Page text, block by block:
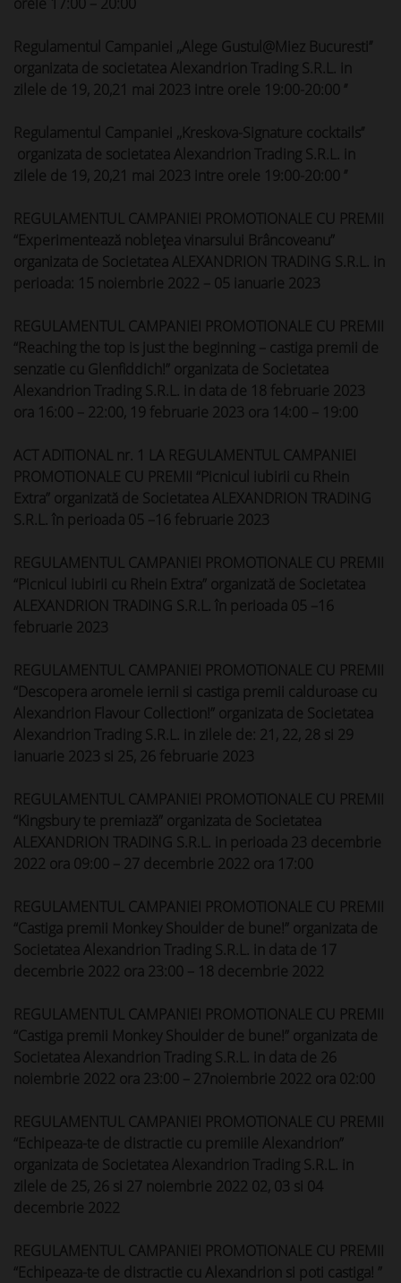
Regulamentul Campaniei ,,Alege Gustul@Miez Bucuresti’’
organizata de societatea Alexandrion Trading S.R.L. in
zilele de 19, 20,21 mai 2023 intre orele 19:00-20:00 ’’
Regulamentul Campaniei ,,Kreskova-Signature cocktails’’
organizata de societatea Alexandrion Trading S.R.L. in
zilele de 19, 20,21 mai 2023 intre orele 19:00-20:00 ’’
REGULAMENTUL CAMPANIEI PROMOTIONALE CU PREMII
“Experimentează noblețea vinarsului Brâncoveanu”
organizata de Societatea ALEXANDRION TRADING S.R.L. in
perioada: 15 noiembrie 2022 – 05 ianuarie 2023
REGULAMENTUL CAMPANIEI PROMOTIONALE CU PREMII
“Reaching the top is just the beginning – castiga premii de
senzatie cu Glenfiddich!” organizata de Societatea
Alexandrion Trading S.R.L. in data de 18 februarie 2023
ora 16:00 – 22:00, 19 februarie 2023 ora 14:00 – 19:00
ACT ADITIONAL nr. 1 LA REGULAMENTUL CAMPANIEI
PROMOTIONALE CU PREMII “Picnicul iubirii cu Rhein
Extra” organizată de Societatea ALEXANDRION TRADING
S.R.L. în perioada 05 –16 februarie 2023
REGULAMENTUL CAMPANIEI PROMOTIONALE CU PREMII
“Picnicul iubirii cu Rhein Extra” organizată de Societatea
ALEXANDRION TRADING S.R.L. în perioada 05 –16
februarie 2023
REGULAMENTUL CAMPANIEI PROMOTIONALE CU PREMII
“Descopera aromele iernii si castiga premii calduroase cu
Alexandrion Flavour Collection!” organizata de Societatea
Alexandrion Trading S.R.L. in zilele de: 21, 22, 28 si 29
ianuarie 2023 si 25, 26 februarie 2023
REGULAMENTUL CAMPANIEI PROMOTIONALE CU PREMII
“Kingsbury te premiază” organizata de Societatea
ALEXANDRION TRADING S.R.L. in perioada 23 decembrie
2022 ora 09:00 – 27 decembrie 2022 ora 17:00
REGULAMENTUL CAMPANIEI PROMOTIONALE CU PREMII
“Castiga premii Monkey Shoulder de bune!” organizata de
Societatea Alexandrion Trading S.R.L. in data de 17
decembrie 2022 ora 23:00 – 18 decembrie 2022
REGULAMENTUL CAMPANIEI PROMOTIONALE CU PREMII
“Castiga premii Monkey Shoulder de bune!” organizata de
Societatea Alexandrion Trading S.R.L. in data de 26
noiembrie 2022 ora 23:00 – 27noiembrie 2022 ora 02:00
REGULAMENTUL CAMPANIEI PROMOTIONALE CU PREMII
“Echipeaza-te de distractie cu premiile Alexandrion”
organizata de Societatea Alexandrion Trading S.R.L. in
zilele de 25, 26 si 27 noiembrie 2022 02, 03 si 04
decembrie 2022
REGULAMENTUL CAMPANIEI PROMOTIONALE CU PREMII
“Echipeaza-te de distractie cu Alexandrion si poti castiga! ”